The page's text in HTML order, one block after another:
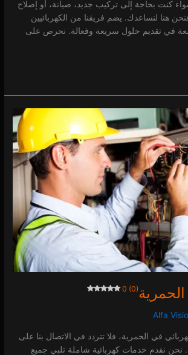
كنت بحاجة إلى تركيب جديد، صيانة، أو إصلاح
فنحن هنا لنساعدك. يضم فريقنا من الكهربائيين
في تقديم حلول سريعة وفعالة. نحرص على
0 (0)
Alfa
في الحمرية، فلا تتردد في الاتصال بنا على
الرقم 0557714476. نحن نقدم خدمات كهربائية شاملة تلبي جميع